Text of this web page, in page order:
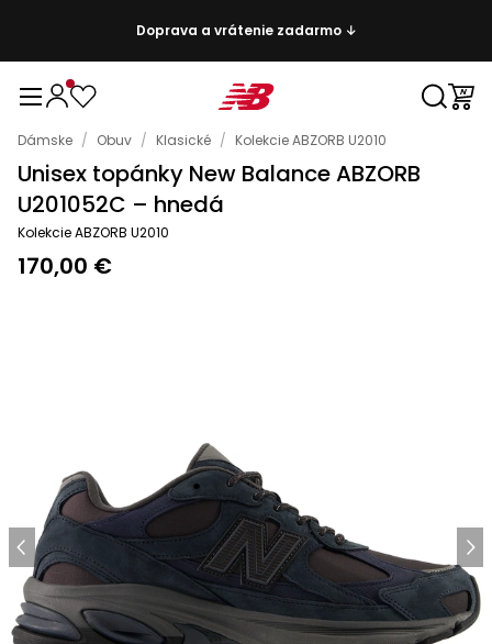
Doprava a vrátenie zadarmo ↓
Dámske / Obuv / Klasické / Kolekcie ABZORB U2010
Unisex topánky New Balance ABZORB
U201052C – hnedá
Kolekcie ABZORB U2010
170,00 €